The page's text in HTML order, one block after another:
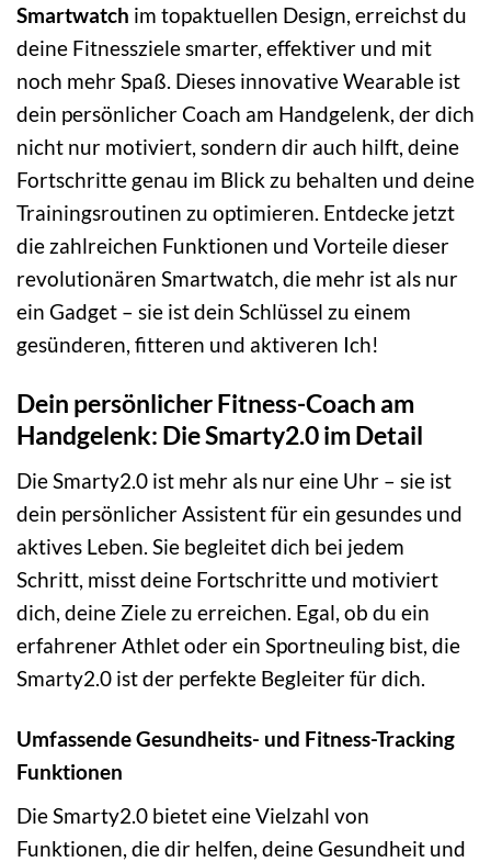
Smartwatch im topaktuellen Design, erreichst du
deine Fitnessziele smarter, effektiver und mit
noch mehr Spaß. Dieses innovative Wearable ist
dein persönlicher Coach am Handgelenk, der dich
nicht nur motiviert, sondern dir auch hilft, deine
Fortschritte genau im Blick zu behalten und deine
Trainingsroutinen zu optimieren. Entdecke jetzt
die zahlreichen Funktionen und Vorteile dieser
revolutionären Smartwatch, die mehr ist als nur
ein Gadget – sie ist dein Schlüssel zu einem
gesünderen, fitteren und aktiveren Ich!
Dein persönlicher Fitness-Coach am
Handgelenk: Die Smarty2.0 im Detail
Die Smarty2.0 ist mehr als nur eine Uhr – sie ist
dein persönlicher Assistent für ein gesundes und
aktives Leben. Sie begleitet dich bei jedem
Schritt, misst deine Fortschritte und motiviert
dich, deine Ziele zu erreichen. Egal, ob du ein
erfahrener Athlet oder ein Sportneuling bist, die
Smarty2.0 ist der perfekte Begleiter für dich.
Umfassende Gesundheits- und Fitness-Tracking
Funktionen
Die Smarty2.0 bietet eine Vielzahl von
Funktionen, die dir helfen, deine Gesundheit und